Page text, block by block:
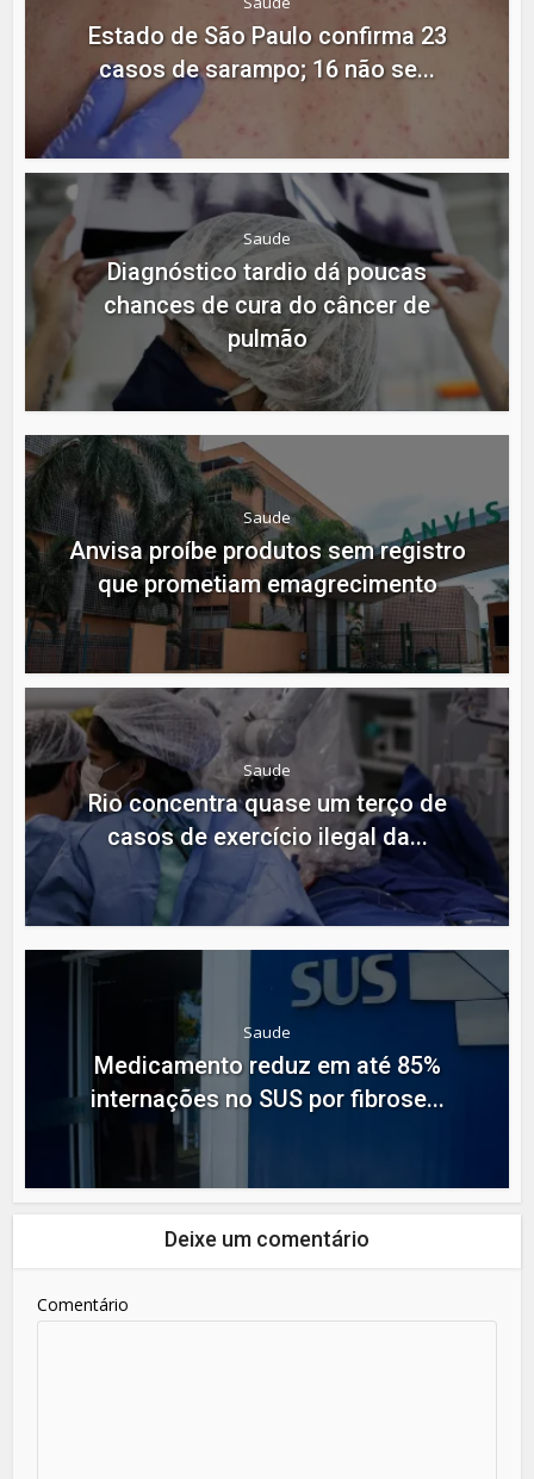
Estado de São Paulo confirma 23
casos de sarampo; 16 não se...
Saude
Diagnóstico tardio dá poucas
chances de cura do câncer de
pulmão
Saude
Anvisa proíbe produtos sem registro
que prometiam emagrecimento
Saude
Rio concentra quase um terço de
casos de exercício ilegal da...
Saude
Medicamento reduz em até 85%
internações no SUS por fibrose...
Deixe um comentário
Comentário